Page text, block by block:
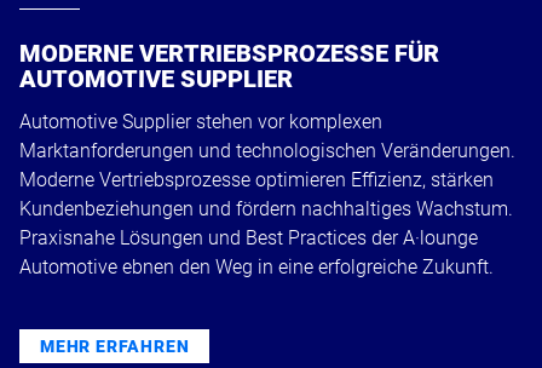
MODERNE VERTRIEBSPROZESSE FÜR
AUTOMOTIVE SUPPLIER
Automotive Supplier stehen vor komplexen
Marktanforderungen und technologischen Veränderungen.
Moderne Vertriebsprozesse optimieren Effizienz, stärken
Kundenbeziehungen und fördern nachhaltiges Wachstum.
Praxisnahe Lösungen und Best Practices der A·lounge
Automotive ebnen den Weg in eine erfolgreiche Zukunft.
MEHR ERFAHREN